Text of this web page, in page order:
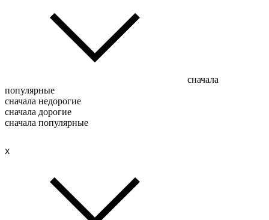
сначала
популярные
сначала недорогие
сначала дорогие
сначала популярные
x